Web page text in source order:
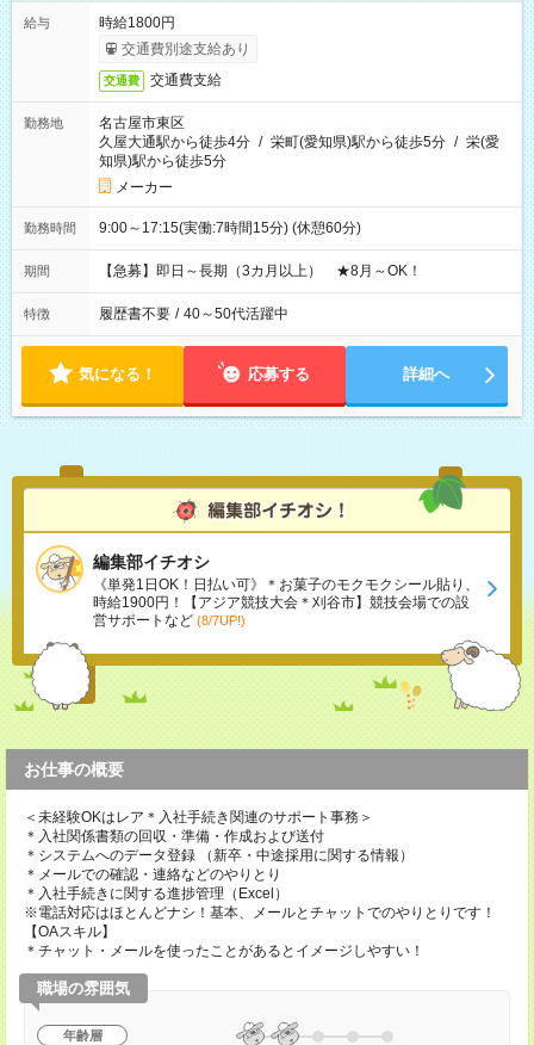
給与
時給1800円
交通費別途支給あり
交通費 交通費支給
勤務地
名古屋市東区
久屋大通駅から徒歩4分 / 栄町(愛知県)駅から徒歩5分 / 栄(愛
知県)駅から徒歩5分
メーカー
勤務時間 9:00～17:15(実働:7時間15分) (休憩60分)
期間 【急募】即日～長期（3カ月以上） ★8月～OK！
特徴 履歴書不要 / 40～50代活躍中
気になる！ 応募する 詳細へ
編集部イチオシ
《単発1日OK！日払い可》＊お菓子のモクモクシール貼り、
時給1900円！【アジア競技大会＊刈谷市】競技会場での設
営サポートなど (8/7UP!)
お仕事の概要
＜未経験OKはレア＊入社手続き関連のサポート事務＞
＊入社関係書類の回収・準備・作成および送付
＊システムへのデータ登録 （新卒・中途採用に関する情報）
＊メールでの確認・連絡などのやりとり
＊入社手続きに関する進捗管理（Excel）
※電話対応はほとんどナシ！基本、メールとチャットでのやりとりです！
【OAスキル】
＊チャット・メールを使ったことがあるとイメージしやすい！
職場の雰囲気
年齢層